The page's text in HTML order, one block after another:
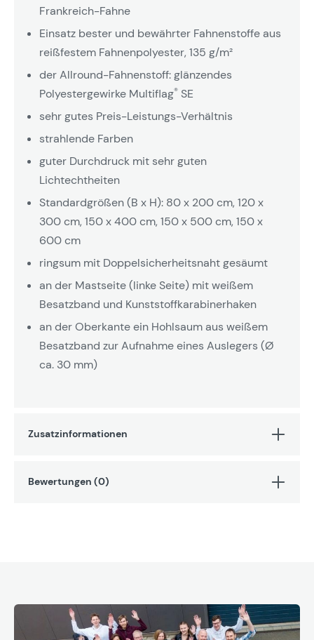
Frankreich-Fahne
Einsatz bester und bewährter Fahnenstoffe aus
reißfestem Fahnenpolyester, 135 g/m²
der Allround-Fahnenstoff: glänzendes
Polyestergewirke Multiflag® SE
sehr gutes Preis-Leistungs-Verhältnis
strahlende Farben
guter Durchdruck mit sehr guten
Lichtechtheiten
Standardgrößen (B x H): 80 x 200 cm, 120 x
300 cm, 150 x 400 cm, 150 x 500 cm, 150 x
600 cm
ringsum mit Doppelsicherheitsnaht gesäumt
an der Mastseite (linke Seite) mit weißem
Besatzband und Kunststoffkarabinerhaken
an der Oberkante ein Hohlsaum aus weißem
Besatzband zur Aufnahme eines Auslegers (Ø
ca. 30 mm)
Zusatzinformationen
Bewertungen (0)